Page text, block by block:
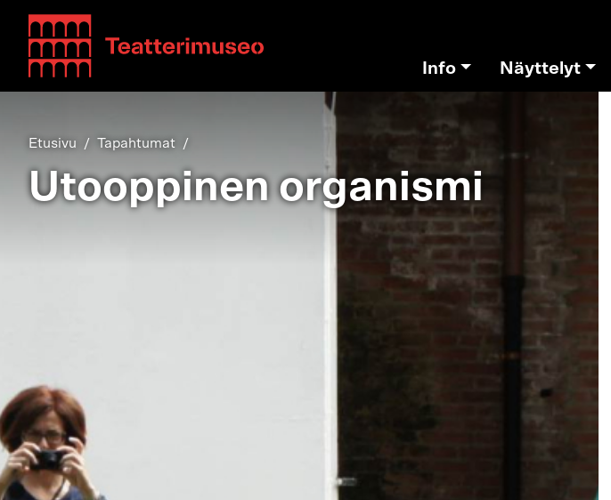
Teatterimuseo
Info Näyttelyt
Etusivu Tapahtumat
Utooppinen organismi